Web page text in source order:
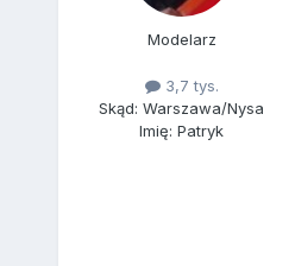
Modelarz
3,7 tys.
Skąd: Warszawa/Nysa
Imię: Patryk